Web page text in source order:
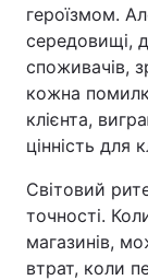
героїзмом.
середовищі,
споживачів,
кожна
клієнта,
цінність для
Світовий
точності.
магазинів,
втрат, коли